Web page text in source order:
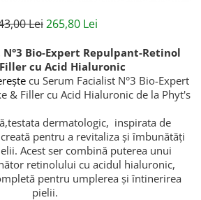
Lei265,80 Lei
Bio-Expert Repulpant-Retinol
cu Acid Hialuronic
cu Serum Facialist N°3 Bio-Expert
& Filler cu Acid Hialuronic de la Phyt's
dermatologic, inspirata de
pentru a revitaliza și îmbunătăți
Acest ser combină puterea unui
retinolului cu acidul hialuronic,
pentru umplerea și întinerirea
pielii.